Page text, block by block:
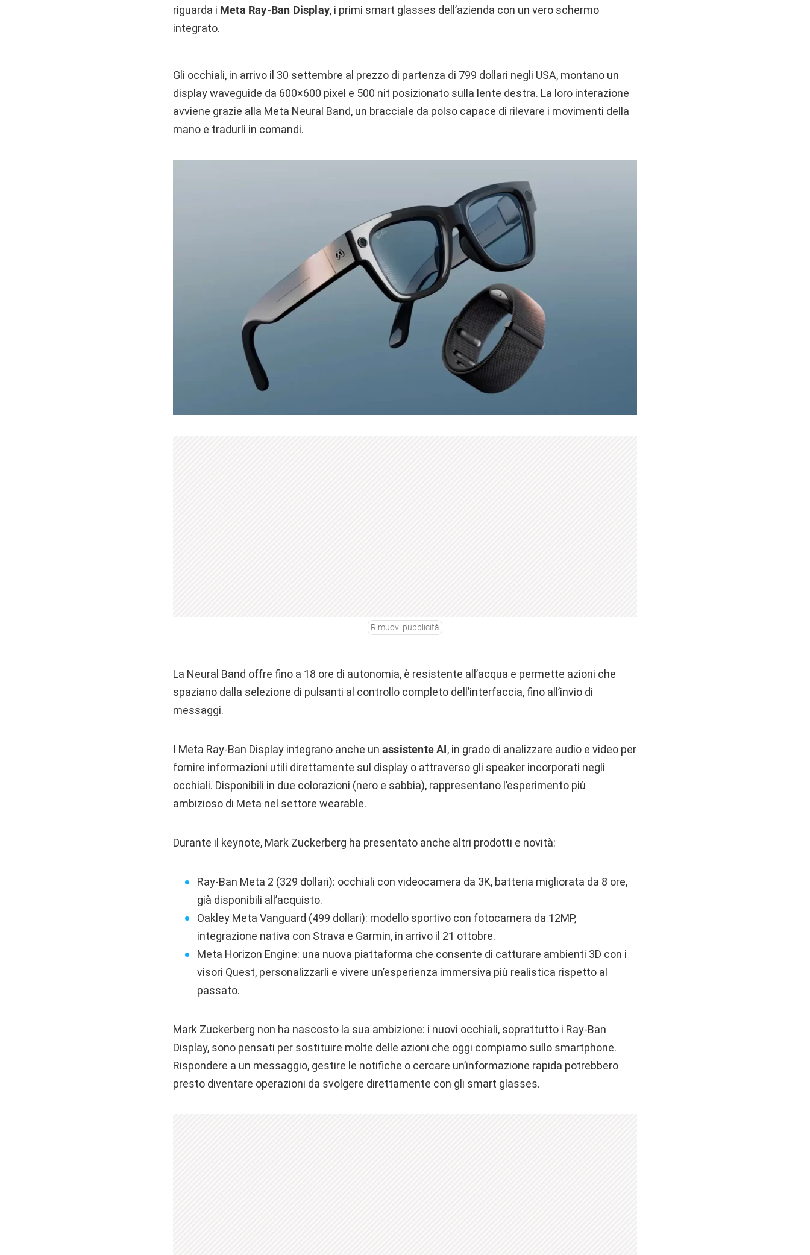
riguarda i Meta Ray-Ban Display, i primi smart glasses dell’azienda con un vero schermo
integrato.
Gli occhiali, in arrivo il 30 settembre al prezzo di partenza di 799 dollari negli USA, montano un
display waveguide da 600×600 pixel e 500 nit posizionato sulla lente destra. La loro interazione
avviene grazie alla Meta Neural Band, un bracciale da polso capace di rilevare i movimenti della
mano e tradurli in comandi.
Rimuovi pubblicità
La Neural Band offre fino a 18 ore di autonomia, è resistente all’acqua e permette azioni che
spaziano dalla selezione di pulsanti al controllo completo dell’interfaccia, fino all’invio di
messaggi.
I Meta Ray-Ban Display integrano anche un assistente AI, in grado di analizzare audio e video per
fornire informazioni utili direttamente sul display o attraverso gli speaker incorporati negli
occhiali. Disponibili in due colorazioni (nero e sabbia), rappresentano l’esperimento più
ambizioso di Meta nel settore wearable.
Durante il keynote, Mark Zuckerberg ha presentato anche altri prodotti e novità:
Ray-Ban Meta 2 (329 dollari): occhiali con videocamera da 3K, batteria migliorata da 8 ore,
già disponibili all’acquisto.
Oakley Meta Vanguard (499 dollari): modello sportivo con fotocamera da 12MP,
integrazione nativa con Strava e Garmin, in arrivo il 21 ottobre.
Meta Horizon Engine: una nuova piattaforma che consente di catturare ambienti 3D con i
visori Quest, personalizzarli e vivere un’esperienza immersiva più realistica rispetto al
passato.
Mark Zuckerberg non ha nascosto la sua ambizione: i nuovi occhiali, soprattutto i Ray-Ban
Display, sono pensati per sostituire molte delle azioni che oggi compiamo sullo smartphone.
Rispondere a un messaggio, gestire le notifiche o cercare un’informazione rapida potrebbero
presto diventare operazioni da svolgere direttamente con gli smart glasses.